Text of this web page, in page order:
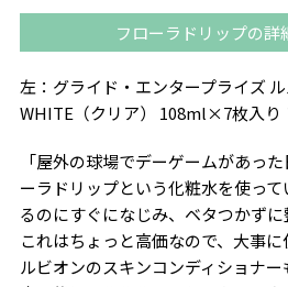
フローラドリップの詳
左：グライド・エンタープライズ
WHITE （クリア） 108ml×7枚入り
「屋外の球場でデーゲームがあっ
ーラドリップという化粧水を使っ
るのにすぐになじみ、ベタつかずに
これはちょっと高価なので、大事
ルビオンのスキンコンディショナ